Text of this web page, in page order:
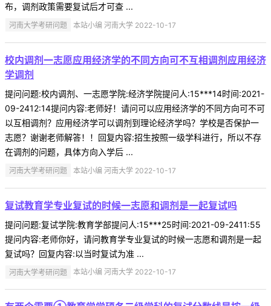
布，调剂政策需要复试后才可查 ...
河南大学考研问题 本站小编 河南大学 2022-10-17
校内调剂一志愿应用经济学的不同方向可不互相调剂应用经济
学调剂
提问问题:校内调剂、一志愿学院:经济学院提问人:15***14时间:2021-
09-2412:14提问内容:老师好！请问可以应用经济学的不同方向可不可
以互相调剂？应用经济学可以调剂到理论经济学吗？学校是否保护一
志愿？谢谢老师解答！！回复内容:招生按照一级学科进行，所以不存
在调剂的问题，具体方向入学后 ...
河南大学考研问题 本站小编 河南大学 2022-10-17
复试教育学专业复试的时候一志愿和调剂是一起复试吗
提问问题:复试学院:教育学部提问人:15***25时间:2021-09-2411:55
提问内容:老师你好，请问教育学专业复试的时候一志愿和调剂是一起
复试吗？回复内容:以当时复试为准 ...
河南大学考研问题 本站小编 河南大学 2022-10-17